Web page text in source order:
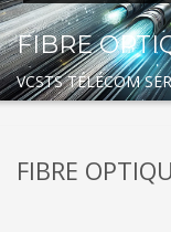
FIBRE
VCSTS TÉLÉCOM
FIBRE